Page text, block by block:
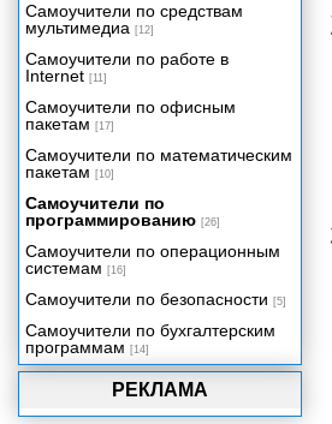
РЕКЛАМА
Самоучители по средствам
мультимедиа [12]
Самоучители по работе в
Internet [11]
Самоучители по офисным
пакетам [17]
Самоучители по математическим
пакетам [10]
Самоучители по
программированию [26]
Самоучители по операционным
системам [16]
Самоучители по безопасности [5]
Самоучители по бухгалтерским
программам [14]